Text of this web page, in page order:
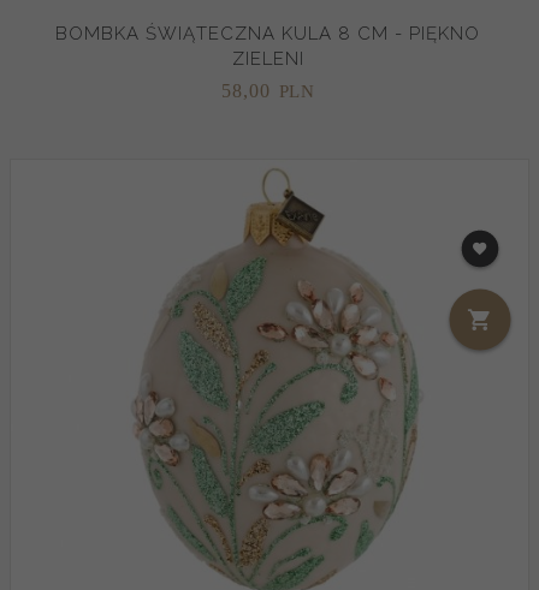
BOMBKA ŚWIĄTECZNA KULA 8 CM - PIĘKNO
ZIELENI
58,00 PLN